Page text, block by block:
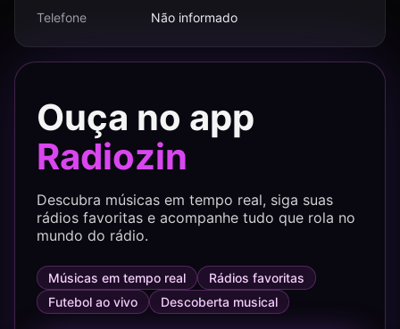
Telefone
Não informado
Ouça no app
Radiozin
Descubra músicas em tempo real, siga suas
rádios favoritas e acompanhe tudo que rola no
mundo do rádio.
Músicas em tempo real
Rádios favoritas
Futebol ao vivo
Descoberta musical